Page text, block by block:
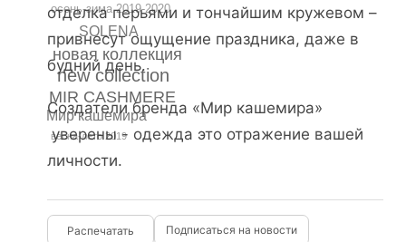
new collection
новая коллекция
MIR CASHMERE
SOLENA
Мир кашемира
осень-зима 2019-2020
весна-лето 2019
отделка перьями и тончайшим кружевом –
привнесут ощущение праздника, даже в
будний день.
Создатели бренда «Мир кашемира»
уверены - одежда это отражение вашей
личности.
Подписаться на новости